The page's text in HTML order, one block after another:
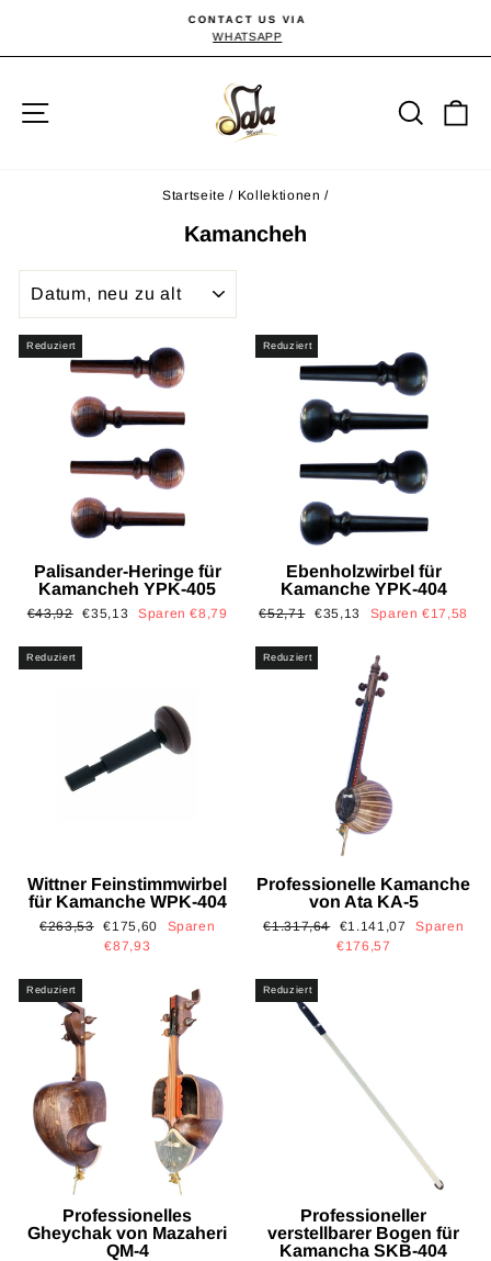
Inhalt
Pause
CONTACT US VIA
WHATSAPP
Suche
Startseite / Kollektionen /
Kamancheh
Reduziert
Palisander-Heringe für
Kamancheh YPK-405
Normaler
€43,92 Sonderpreis
€35,13 Sparen €8,79
Reduziert
Ebenholzwirbel für
Kamanche YPK-404
Normaler
€52,71 Sonderpreis
€35,13 Sparen €17,58
Reduziert
Wittner Feinstimmwirbel
für Kamanche WPK-404
Normaler
€263,53 Sonderpreis
€175,60
Sparen
€87,93
Reduziert
Professionelle Kamanche
von Ata KA-5
Normaler
€1.317,64 Sonderpreis
€1.141,07
Sparen
€176,57
Reduziert
Professionelles
Gheychak von Mazaheri
QM-4
Reduziert
Professioneller
verstellbarer Bogen für
Kamancha SKB-404